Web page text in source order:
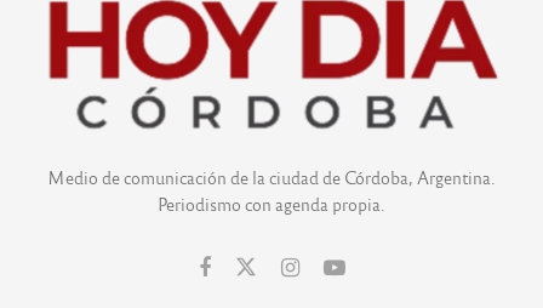
Medio de comunicación de la ciudad de Córdoba, Argentina.
Periodismo con agenda propia.